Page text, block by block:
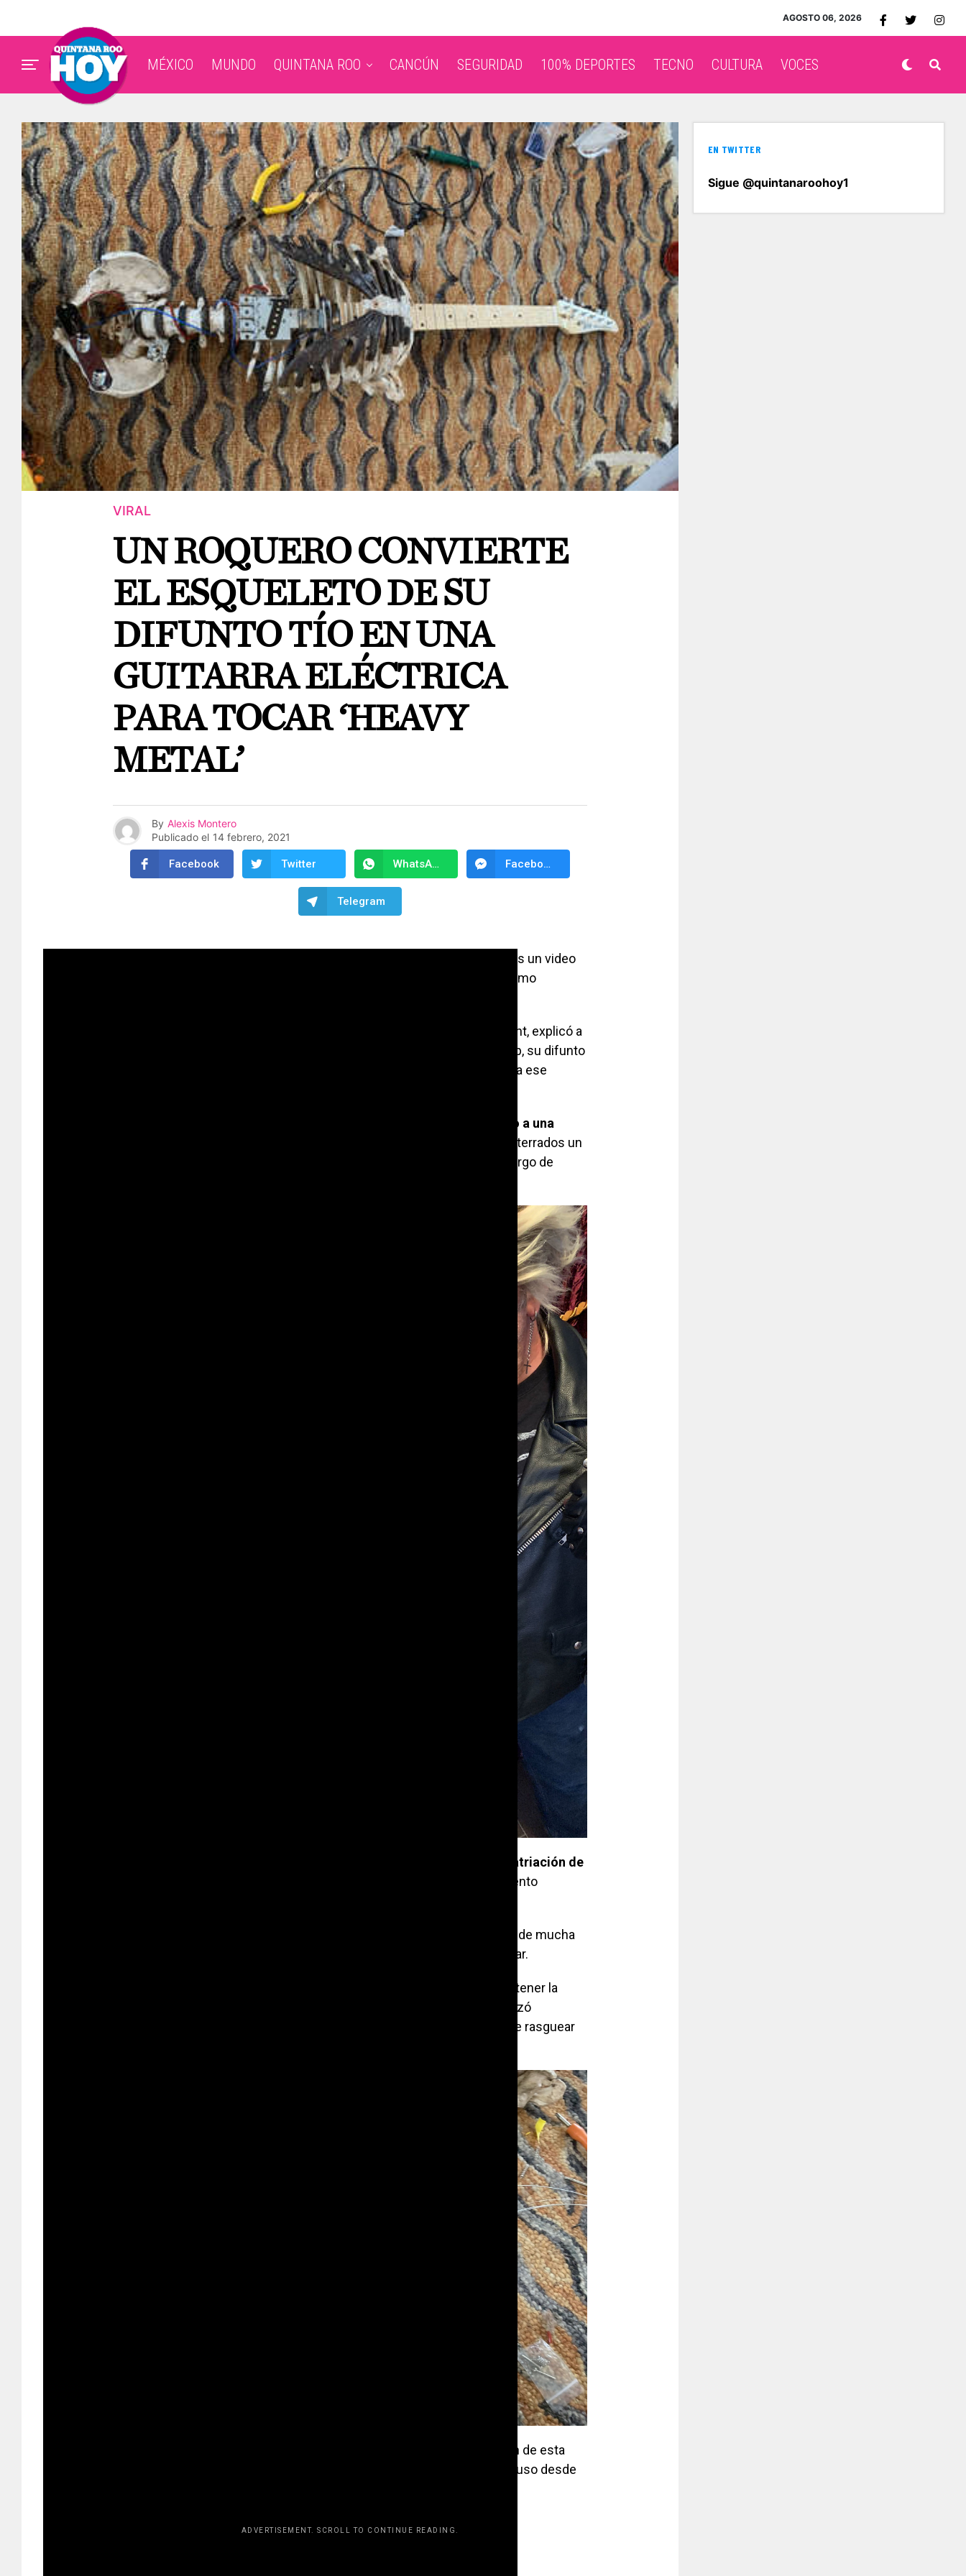
AGOSTO 06, 2026
MÉXICO MUNDO QUINTANA ROO CANCÚN SEGURIDAD 100% DEPORTES TECNO CULTURA VOCES
VIRAL
UN ROQUERO CONVIERTE
EL ESQUELETO DE SU
DIFUNTO TÍO EN UNA
GUITARRA ELÉCTRICA
PARA TOCAR ‘HEAVY
METAL’
By Alexis Montero
Publicado el 14 febrero, 2021
Facebook Twitter WhatsApp Facebook Messenger
Telegram
Un aficionado al ‘heavy metal’ estadounidense compartió este miércoles un video
en YouTube en el que aparece tocando una guitarra eléctrica que él mismo
El autor del material, publicado bajo el nombre de usuario Prince Midnight, explicó a
la revista Guitar World que de esta manera buscó rendir homenaje a Filip, su difunto
pariente, quien a su vez tocaba rock pesado en la guitarra y le introdujo a ese
donado su esqueleto a una
. Sin embargo, dos décadas después, sus restos fueron enterrados un
cementerio local y desde entonces sus familiares debieron hacerse cargo de
repatriación de
y, tras recibirlos, decidió convertirlos en un instrumento
Sin embargo, semejante tarea presentó numerosos desafíos y requirió de mucha
investigación, incluyendo consultas con lutieres del la marca Dean Guitar.
Lo más difícil del proceso fue conseguir que las cuerdas pudieran mantener la
afinación, detalla Prince Midnight, admitiendo que el modelo —que bautizó
tiene limitaciones y, por ejemplo, solo permite rasguear
Y concluye que la guitarra mantiene la presencia de su difunto tío, quien de esta
manera puede continuar disfrutando de la música que tanto amaba incluso desde
ADVERTISEMENT. SCROLL TO CONTINUE READING.
EN TWITTER
Sigue @quintanaroohoy1